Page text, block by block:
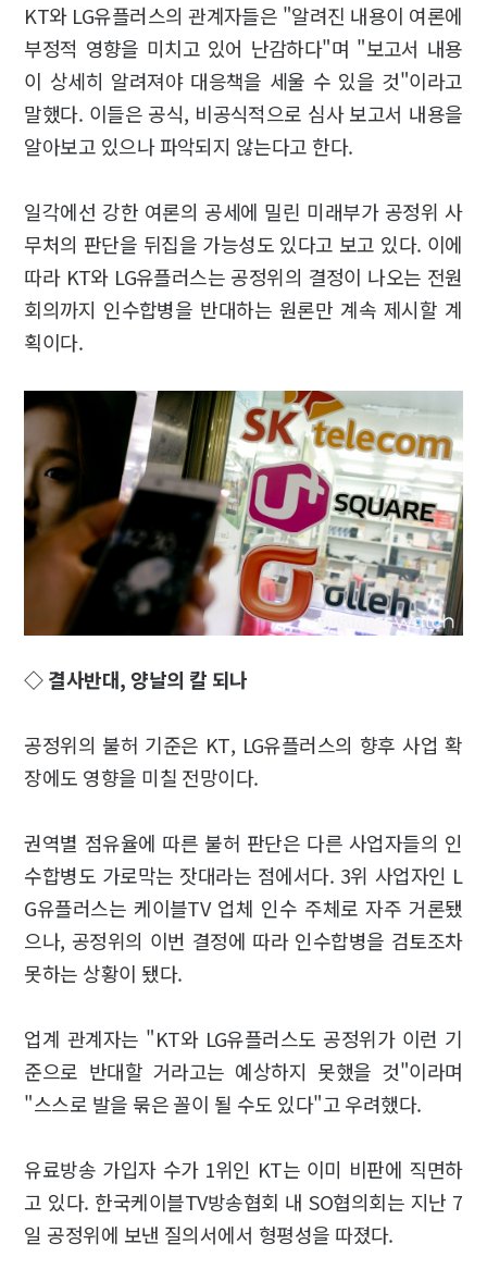
KT와 LG유플러스의 관계자들은 "알려진 내용이 여론에
부정적 영향을 미치고 있어 난감하다"며 "보고서 내용
이 상세히 알려져야 대응책을 세울 수 있을 것"이라고
말했다. 이들은 공식, 비공식적으로 심사 보고서 내용을
알아보고 있으나 파악되지 않는다고 한다.
일각에선 강한 여론의 공세에 밀린 미래부가 공정위 사
무처의 판단을 뒤집을 가능성도 있다고 보고 있다. 이에
따라 KT와 LG유플러스는 공정위의 결정이 나오는 전원
회의까지 인수합병을 반대하는 원론만 계속 제시할 계
획이다.
◇ 결사반대, 양날의 칼 되나
공정위의 불허 기준은 KT, LG유플러스의 향후 사업 확
장에도 영향을 미칠 전망이다.
권역별 점유율에 따른 불허 판단은 다른 사업자들의 인
수합병도 가로막는 잣대라는 점에서다. 3위 사업자인 L
G유플러스는 케이블TV 업체 인수 주체로 자주 거론됐
으나, 공정위의 이번 결정에 따라 인수합병을 검토조차
못하는 상황이 됐다.
업계 관계자는 "KT와 LG유플러스도 공정위가 이런 기
준으로 반대할 거라고는 예상하지 못했을 것"이라며
"스스로 발을 묶은 꼴이 될 수도 있다"고 우려했다.
유료방송 가입자 수가 1위인 KT는 이미 비판에 직면하
고 있다. 한국케이블TV방송협회 내 SO협의회는 지난 7
일 공정위에 보낸 질의서에서 형평성을 따졌다.